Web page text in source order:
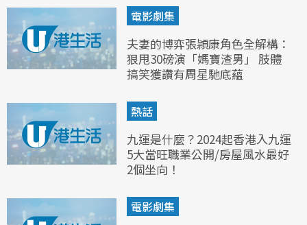
電影劇集
夫妻的博弈張頴康角色全解構：
狠甩30磅演「媽寶渣男」 肢體
搞笑獲讚有周星馳底蘊
熱話
九運是什麼？2024起香港入九運
5大當旺職業公開/房屋風水最好
2個坐向！
電影劇集